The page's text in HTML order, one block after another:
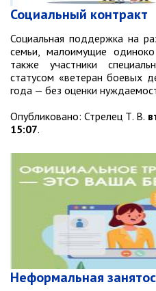
Суд
ОМВД по г.
МИФНС № 16
Фонд
страхования
Отдел
Отделение
Партизанске
Социальный контракт
Социальная поддержка на
семьи, малоимущие
также участники
статусом «ветеран боевых
года — без оценки
Опубликовано: Стрелец Т. В.
15:07.
Неформальная